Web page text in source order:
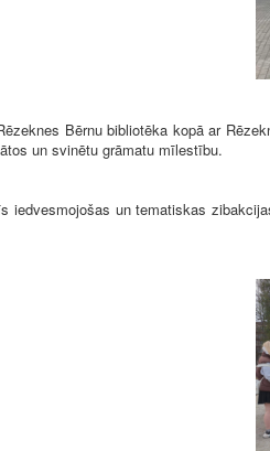
Bērnu bibliotēka kopā ar
un svinētu grāmatu mīlestību.
iedvesmojošas un tematiskas